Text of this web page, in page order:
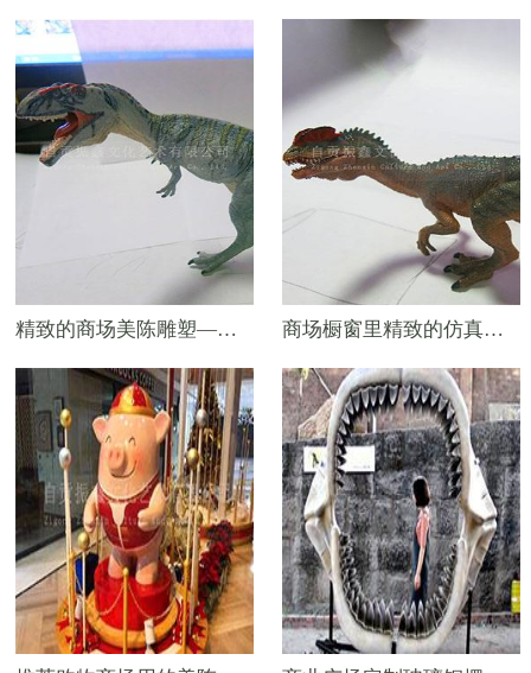
精致的商场美陈雕塑——仿真小霸王龙模型 商场橱窗里精致的仿真恐龙雕塑——迷你版双冠龙模型